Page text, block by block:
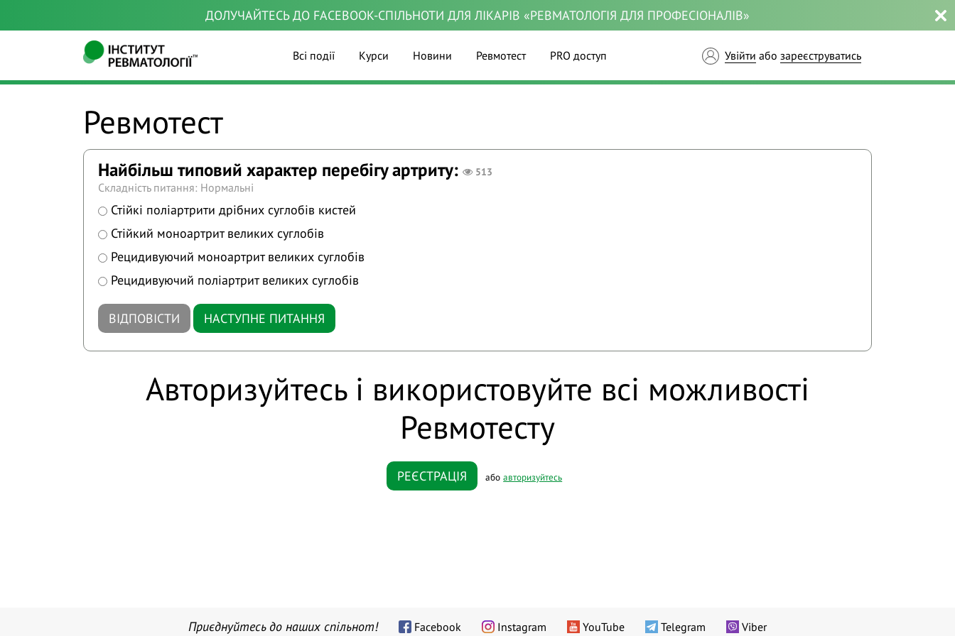
ДОЛУЧАЙТЕСЬ ДО FACEBOOK-СПІЛЬНОТИ ДЛЯ ЛІКАРІВ «РЕВМАТОЛОГІЯ ДЛЯ ПРОФЕСІОНАЛІВ»
Всі події Курси Новини Ревмотест PRO доступ Увійти або зареєструватись
Ревмотест
Найбільш типовий характер перебігу артриту: 513
Складність питання: Нормальні
Стійкі поліартрити дрібних суглобів кистей
Стійкий моноартрит великих суглобів
Рецидивуючий моноартрит великих суглобів
Рецидивуючий поліартрит великих суглобів
ВІДПОВІСТИ НАСТУПНЕ ПИТАННЯ
Авторизуйтесь і використовуйте всі можливості
Ревмотесту
РЕЄСТРАЦІЯ абоавторизуйтесь
Приєднуйтесь до наших спільнот! Facebook Instagram YouTube Telegram Viber